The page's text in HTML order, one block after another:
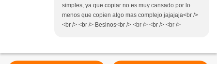
simples, ya que copiar no es muy cansado por lo
menos que copien algo mas complejo jajajaja<br />
<br /> <br /> Besinos<br /> <br /> <br /> <br />